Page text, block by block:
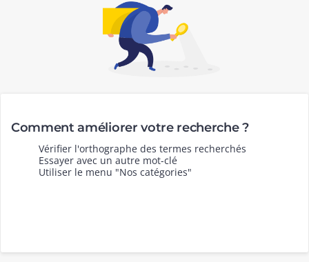
Comment améliorer votre recherche ?
Vérifier l'orthographe des termes recherchés
Essayer avec un autre mot-clé
Utiliser le menu "Nos catégories"